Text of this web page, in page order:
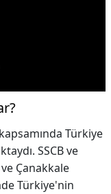
Türkiye
SSCB ve
Çanakkale
Türkiye'nin